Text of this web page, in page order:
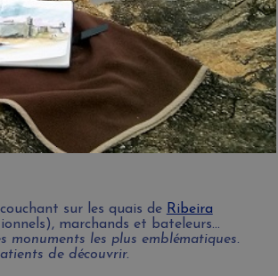
sur les quais de Ribeira
marchands et bateleurs…
monuments les plus emblématiques.
de découvrir.